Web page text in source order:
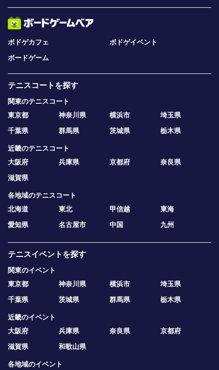
ボドゲカフェ
ボドゲイベント
ボードゲーム
テニスコートを探す
関東のテニスコート
東京都
神奈川県 横浜市
埼玉県
千葉県
群馬県 茨城県 栃木県
近畿のテニスコート
大阪府
兵庫県 京都府
奈良県
滋賀県
各地域のテニスコート
北海道
東北 甲信越
東海
愛知県
名古屋市 中国 九州
テニスイベントを探す
関東のイベント
東京都
神奈川県 横浜市
埼玉県
千葉県
茨城県 群馬県 栃木県
近畿のイベント
大阪府
兵庫県 奈良県
京都府
滋賀県
和歌山県
各地域のイベント